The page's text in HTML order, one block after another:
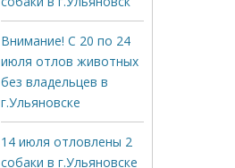
Внимание! С 20 по 24
июля отлов животных
без владельцев в
г.Ульяновске
14 июля отловлены 2
собаки в г.Ульяновске